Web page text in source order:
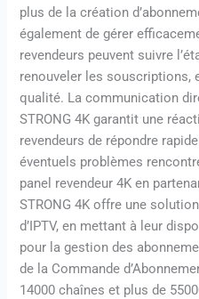
plus de la création
également de gérer
revendeurs peuvent suivre
renouveler les souscriptions,
qualité. La communication
STRONG 4K garantit une
revendeurs de répondre
éventuels problèmes
panel revendeur 4K en
STRONG 4K offre une
d’IPTV, en mettant à leur
pour la gestion des
de la Commande
14000 chaînes et plus de